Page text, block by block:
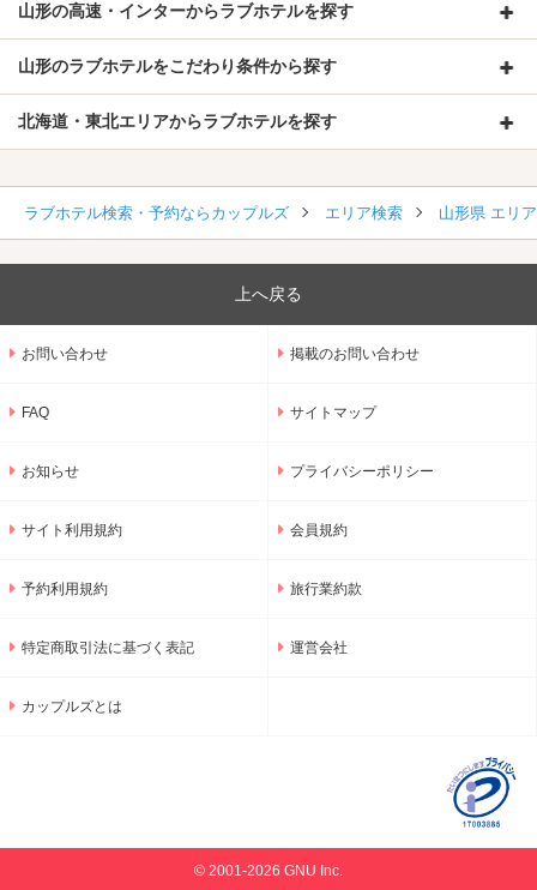
山形の高速・インターからラブホテルを探す
山形のラブホテルをこだわり条件から探す
北海道・東北エリアからラブホテルを探す
ラブホテル検索・予約ならカップルズ エリア検索 山形県 エリ
上へ戻る
お問い合わせ 掲載のお問い合わせ
FAQ サイトマップ
お知らせ プライバシーポリシー
サイト利用規約 会員規約
予約利用規約 旅行業約款
特定商取引法に基づく表記 運営会社
カップルズとは
© 2001-2026 GNU Inc.